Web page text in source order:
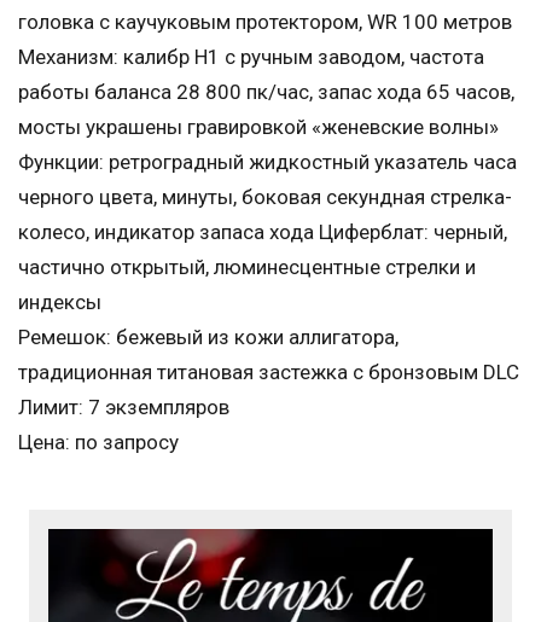
головка с каучуковым протектором, WR 100 метров
Механизм: калибр Н1 с ручным заводом, частота
работы баланса 28 800 пк/час, запас хода 65 часов,
мосты украшены гравировкой «женевские волны»
Функции: ретроградный жидкостный указатель часа
черного цвета, минуты, боковая секундная стрелка-
колесо, индикатор запаса хода Циферблат: черный,
частично открытый, люминесцентные стрелки и
индексы
Ремешок: бежевый из кожи аллигатора,
традиционная титановая застежка с бронзовым DLC
Лимит: 7 экземпляров
Цена: по запросу